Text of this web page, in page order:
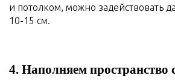
и потолком, можно задействовать
10-15 см.
4. Наполняем пространство